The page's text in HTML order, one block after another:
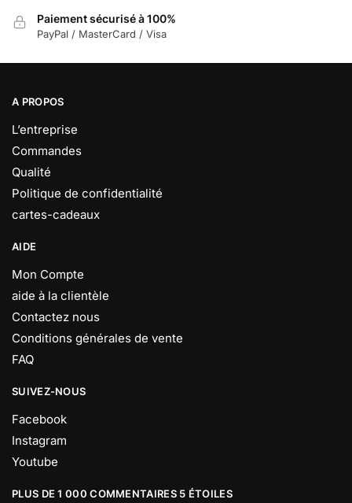
Paiement sécurisé à 100%
PayPal / MasterCard / Visa
A PROPOS
L’entreprise
Commandes
Qualité
Politique de confidentialité
cartes-cadeaux
AIDE
Mon Compte
aide à la clientèle
Contactez nous
Conditions générales de vente
FAQ
SUIVEZ-NOUS
Facebook
Instagram
Youtube
PLUS DE 1 000 COMMENTAIRES 5 ÉTOILES